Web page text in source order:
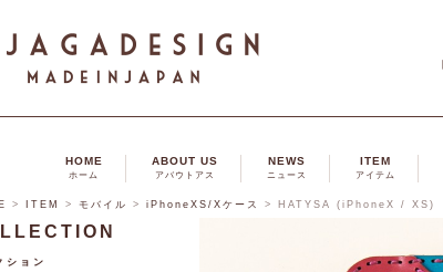
HOME
ホーム
ABOUT US
アバウトアス
NEWS
ニュース
ITEM
アイテム
> ITEM > モバイル > iPhoneXS/Xケース > HATYSA (iPhoneX / XS)
ション